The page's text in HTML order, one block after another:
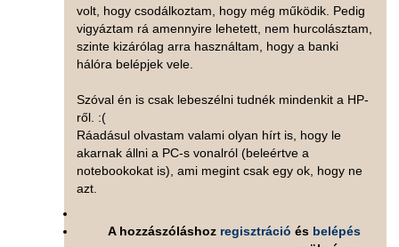
volt, hogy csodálkoztam, hogy még működik. Pedig
vigyáztam rá amennyire lehetett, nem hurcolásztam,
szinte kizárólag arra használtam, hogy a banki
hálóra belépjek vele.
Szóval én is csak lebeszélni tudnék mindenkit a HP-
ről. :(
Ráadásul olvastam valami olyan hírt is, hogy le
akarnak állni a PC-s vonalról (beleértve a
notebookokat is), ami megint csak egy ok, hogy ne
azt.
A hozzászóláshoz regisztráció és belépés